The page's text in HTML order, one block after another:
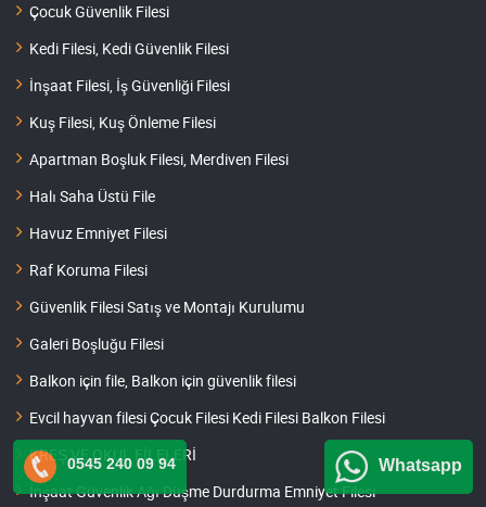
Çocuk Güvenlik Filesi
Kedi Filesi, Kedi Güvenlik Filesi
İnşaat Filesi, İş Güvenliği Filesi
Kuş Filesi, Kuş Önleme Filesi
Apartman Boşluk Filesi, Merdiven Filesi
Halı Saha Üstü File
Havuz Emniyet Filesi
Raf Koruma Filesi
Güvenlik Filesi Satış ve Montajı Kurulumu
Galeri Boşluğu Filesi
Balkon için file, Balkon için güvenlik filesi
Evcil hayvan filesi Çocuk Filesi Kedi Filesi Balkon Filesi
KREŞ VE OKUL FİLELERİ
İnşaat Güvenlik Ağı Düşme Durdurma Emniyet Filesi
0545 240 09 94 Whatsapp